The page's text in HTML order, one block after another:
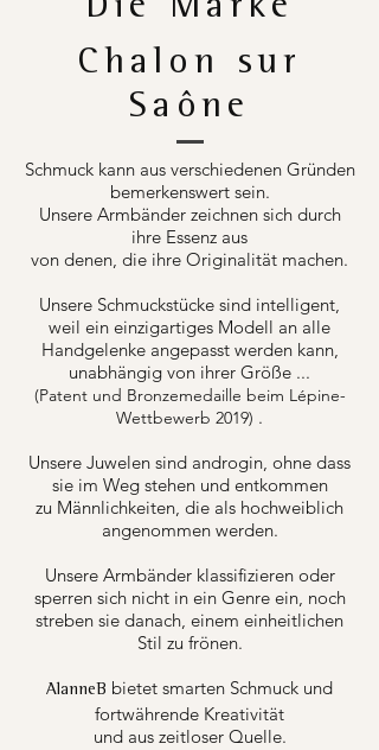
Die Marke
Chalon sur
Saône
Schmuck kann aus verschiedenen Gründen
bemerkenswert sein.
Unsere Armbänder zeichnen sich durch
ihre Essenz aus
von denen, die ihre Originalität machen.
Unsere Schmuckstücke sind intelligent,
weil ein einzigartiges Modell an alle
Handgelenke angepasst werden kann,
unabhängig von ihrer Größe ...
(Patent und Bronzemedaille beim Lépine-
Wettbewerb 2019) .
Unsere Juwelen sind androgin, ohne dass
sie im Weg stehen und entkommen
zu Männlichkeiten, die als hochweiblich
angenommen werden.
Unsere Armbänder klassifizieren oder
sperren sich nicht in ein Genre ein, noch
streben sie danach, einem einheitlichen
Stil zu frönen.
AlanneB bietet smarten Schmuck und
fortwährende Kreativität
und aus zeitloser Quelle.